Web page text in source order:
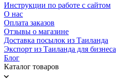
Инструкции по работе с сайтом
О нас
Оплата заказов
Отзывы о магазине
Доставка посылок из Таиланда
Экспорт из Таиланда для бизнеса
Блог
Каталог товаров